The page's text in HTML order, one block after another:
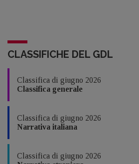
CLASSIFICHE DEL GDL
Classifica di giugno 2026
Classifica generale
Classifica di giugno 2026
Narrativa italiana
Classifica di giugno 2026